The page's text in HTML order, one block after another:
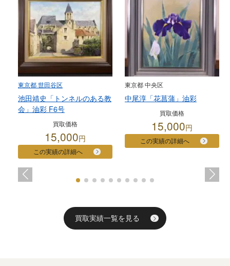
東京都 世田谷区
池田靖史「トンネルのある教
会」油彩 F6号
買取価格
15,000円
この実績の詳細へ
東京都 中央区
中尾淳「花菖蒲」油彩
買取価格
15,000円
この実績の詳細へ
買取実績一覧を見る